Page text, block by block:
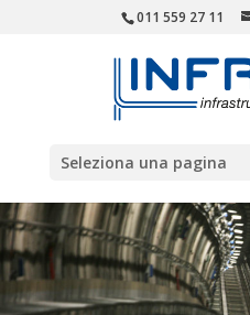
011 559 27 11
Seleziona una pagina